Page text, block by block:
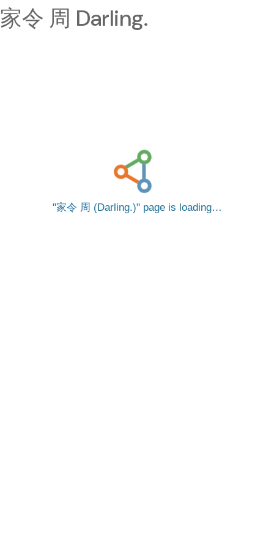
家令 周 Darling.
家令 周 (Darling.) page is loading…